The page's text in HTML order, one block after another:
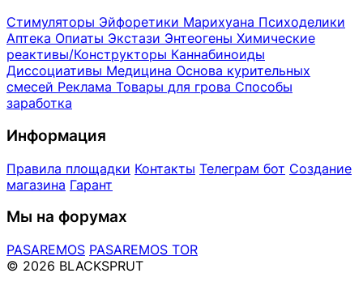
Стимуляторы Эйфоретики Марихуана Психоделики
Аптека Опиаты Экстази Энтеогены Химические
реактивы/Конструкторы Каннабиноиды
Диссоциативы Медицина Основа курительных
смесей Реклама Товары для грова Способы
заработка
Информация
Правила площадки Контакты Телеграм бот Создание
магазина Гарант
Мы на форумах
PASAREMOS PASAREMOS TOR
© 2026 BLACKSPRUT